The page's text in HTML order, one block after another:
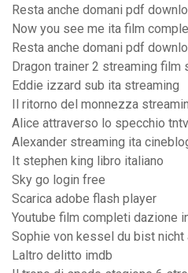
Resta anche domani pdf
Now you see me ita film
Resta anche domani pdf
Dragon trainer 2 streaming film
Eddie izzard sub ita streaming
Il ritorno del monnezza
Alice attraverso lo specchio
Alexander streaming ita
It stephen king libro italiano
Sky go login free
Scarica adobe flash player
Youtube film completi dazione
Sophie von kessel du bist nicht
Laltro delitto imdb